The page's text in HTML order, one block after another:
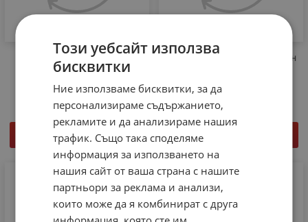
ZSTDY15/68 Скрит
спринклер
3.07€ / 6.00лв.
КУПИ
ZSTP15/68 Конвенционален
3.07 €
Този уебсайт използва
бисквитки
Ние използваме бисквитки, за да
персонализираме съдържанието,
рекламите и да анализираме нашия
трафик. Също така споделяме
информация за използването на
нашия сайт от ваша страна с нашите
партньори за реклама и анализи,
които може да я комбинират с друга